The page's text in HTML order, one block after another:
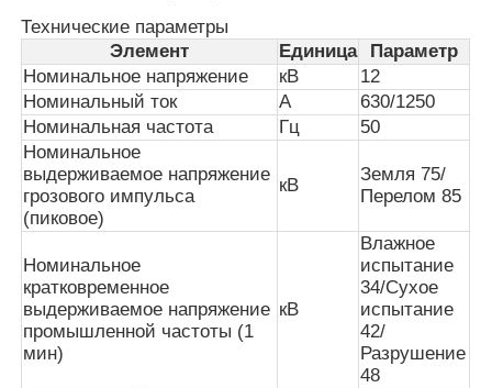
Продукция
Ролики
VR - шоу
О Компании
Наша фабрика
Технические параметры
Элемент
Единица
Параметр
Номинальное напряжение
кВ
12
Номинальный ток
А
630/1250
Номинальная частота
Гц
50
Номинальное
выдерживаемое напряжение
грозового импульса
(пиковое)
кВ
Земля 75/
Перелом 85
Номинальное
кратковременное
выдерживаемое напряжение
промышленной частоты (1
мин)
кВ
Влажное
испытание
34/Сухое
испытание
42/
Разрушение
48